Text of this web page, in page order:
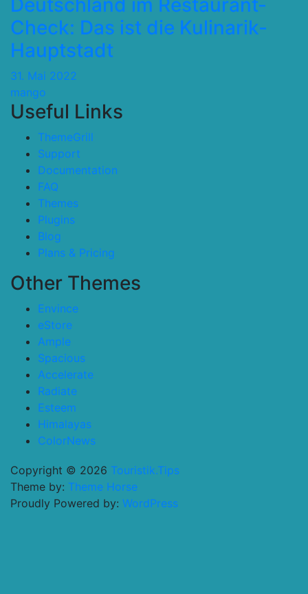
Deutschland im Restaurant-
Check: Das ist die Kulinarik-
Hauptstadt
31. Mai 2022
mango
Useful Links
ThemeGrill
Support
Documentation
FAQ
Themes
Plugins
Blog
Plans & Pricing
Other Themes
Envince
eStore
Ample
Spacious
Accelerate
Radiate
Esteem
Himalayas
ColorNews
Copyright © 2026 Touristik.Tips
Theme by: Theme Horse
Proudly Powered by: WordPress